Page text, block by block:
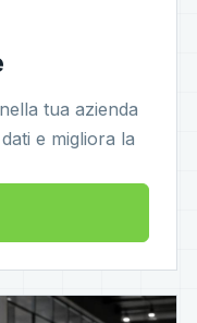
tua azienda
e migliora la